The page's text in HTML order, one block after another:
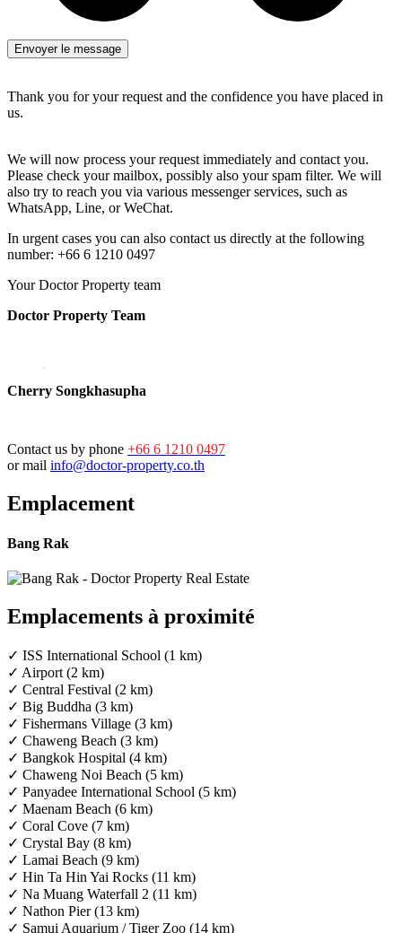
Thank you for your request and the confidence you have placed in
us.
We will now process your request immediately and contact you.
Please check your mailbox, possibly also your spam filter. We will
also try to reach you via various messenger services, such as
WhatsApp, Line, or WeChat.
In urgent cases you can also contact us directly at the following
number: +66 6 1210 0497
Your Doctor Property team
Doctor Property Team
Cherry Songkhasupha
Contact us by phone +66 6 1210 0497
or mail info@doctor-property.co.th
Emplacement
Bang Rak
Emplacements à proximité
✓ ISS International School (1 km)
✓ Airport (2 km)
✓ Central Festival (2 km)
✓ Big Buddha (3 km)
✓ Fishermans Village (3 km)
✓ Chaweng Beach (3 km)
✓ Bangkok Hospital (4 km)
✓ Chaweng Noi Beach (5 km)
✓ Panyadee International School (5 km)
✓ Maenam Beach (6 km)
✓ Coral Cove (7 km)
✓ Crystal Bay (8 km)
✓ Lamai Beach (9 km)
✓ Hin Ta Hin Yai Rocks (11 km)
✓ Na Muang Waterfall 2 (11 km)
✓ Nathon Pier (13 km)
✓ Samui Aquarium / Tiger Zoo (14 km)